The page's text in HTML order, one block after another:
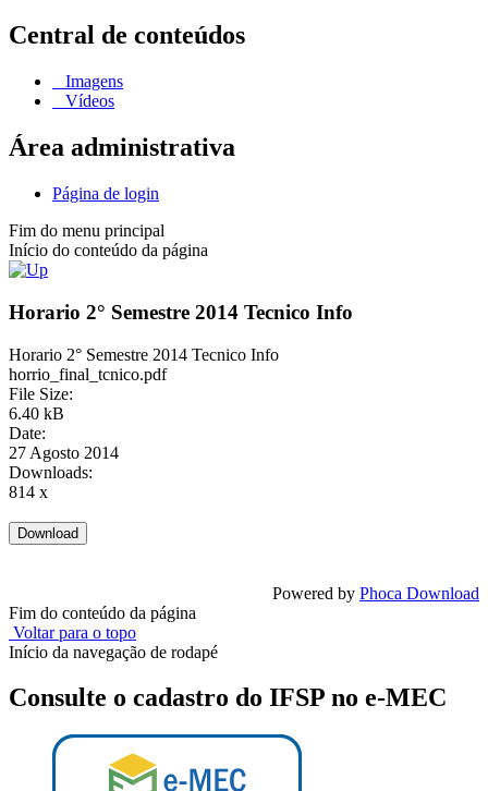
Central de conteúdos
Imagens
Vídeos
Área administrativa
Página de login
Fim do menu principal
Início do conteúdo da página
Horario 2° Semestre 2014 Tecnico Info
Horario 2° Semestre 2014 Tecnico Info
horrio_final_tcnico.pdf
File Size:
6.40 kB
Date:
27 Agosto 2014
Downloads:
814 x
Powered by Phoca Download
Fim do conteúdo da página
Voltar para o topo
Início da navegação de rodapé
Consulte o cadastro do IFSP no e-MEC